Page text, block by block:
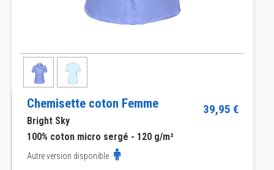
Chemisette coton Femme 39,95 €
Bright Sky
100% coton micro sergé - 120 g/m²
Autre version disponible